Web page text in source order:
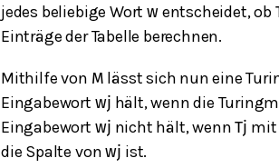
jedes beliebige Wort wentscheidet, ob
Einträge der Tabelle berechnen.
Mithilfe von M lässt sich nun eine
Eingabewort wj hält, wenn die
Eingabewort wj nicht hält, wennTj
die Spalte vonwj ist.